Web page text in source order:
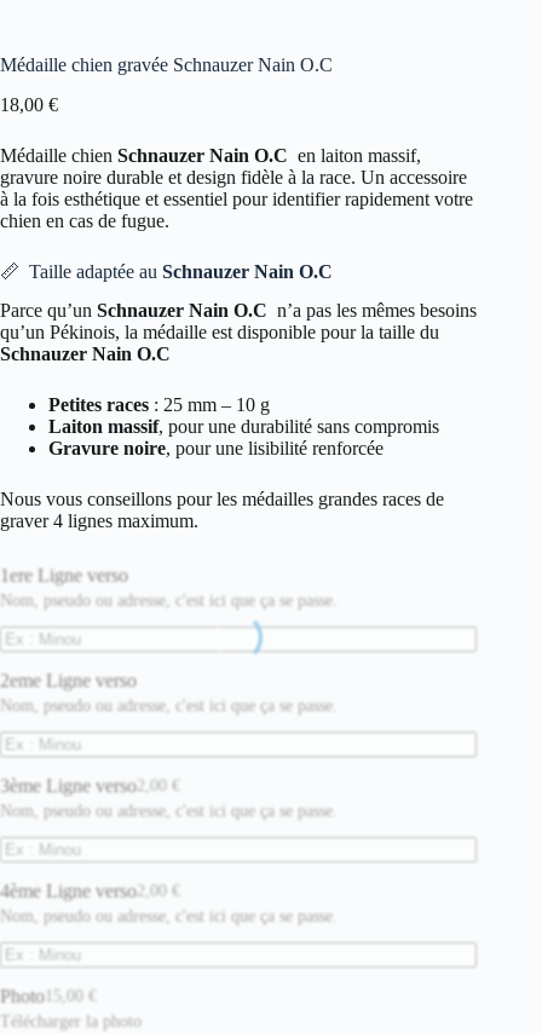
Médaille chien gravée Schnauzer Nain O.C
18,00 €
Médaille chien Schnauzer Nain O.C en laiton massif,
gravure noire durable et design fidèle à la race. Un accessoire
à la fois esthétique et essentiel pour identifier rapidement votre
chien en cas de fugue.
📏 Taille adaptée au Schnauzer Nain O.C
Parce qu’un Schnauzer Nain O.C n’a pas les mêmes besoins
qu’un Pékinois, la médaille est disponible pour la taille du
Schnauzer Nain O.C
Petites races : 25 mm – 10 g
Laiton massif, pour une durabilité sans compromis
Gravure noire, pour une lisibilité renforcée
Nous vous conseillons pour les médailles grandes races de
graver 4 lignes maximum.
1ere Ligne verso
Nom, pseudo ou adresse, c'est ici que ça se passe.
2eme Ligne verso
Nom, pseudo ou adresse, c'est ici que ça se passe.
3ème Ligne verso2,00 €
Nom, pseudo ou adresse, c'est ici que ça se passe.
4ème Ligne verso2,00 €
Nom, pseudo ou adresse, c'est ici que ça se passe.
Photo 15,00 €
Télécharger la photo